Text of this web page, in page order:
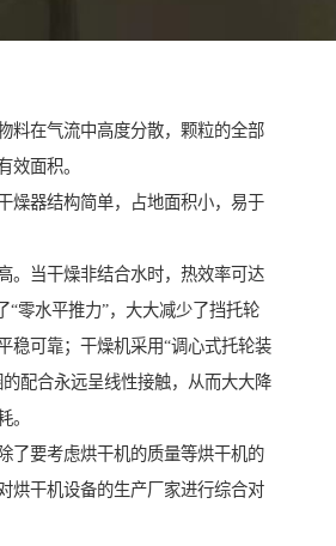
料在气流中高度分散，颗粒的全部
效面积。
燥器结构简单，占地面积小，易于
。当干燥非结合水时，热效率可达
“零水平推力”，大大减少了挡托轮
稳可靠；干燥机采用“调心式托轮装
配合永远呈线性接触，从而大大降
。
了要考虑烘干机的质量等烘干机的
烘干机设备的生产厂家进行综合对